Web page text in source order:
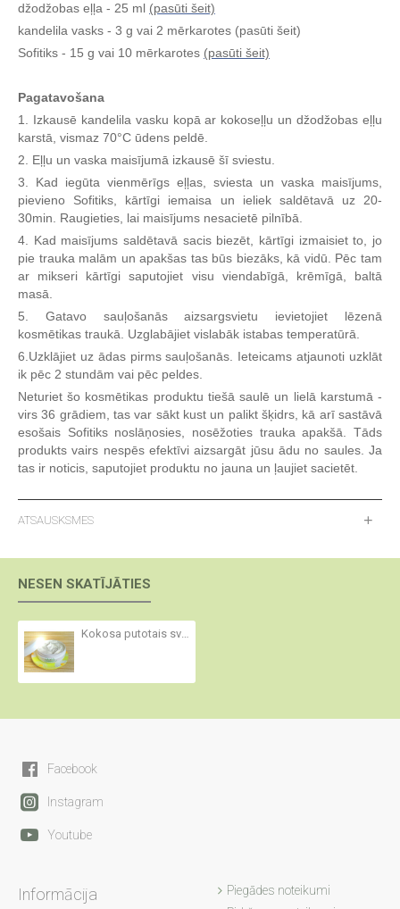
džodžobas eļļa - 25 ml (pasūti šeit)
kandelila vasks - 3 g vai 2 mērkarotes (pasūti šeit)
Sofitiks - 15 g vai 10 mērkarotes (pasūti šeit)
Pagatavošana
1. Izkausē kandelila vasku kopā ar kokoseļļu un džodžobas eļļu
karstā, vismaz 70°C ūdens peldē.
2. Eļļu un vaska maisījumā izkausē šī sviestu.
3. Kad iegūta vienmērīgs eļļas, sviesta un vaska maisījums,
pievieno Sofitiks, kārtīgi iemaisa un ieliek saldētavā uz 20-
30min. Raugieties, lai maisījums nesacietē pilnībā.
4. Kad maisījums saldētavā sacis biezēt, kārtīgi izmaisiet to, jo
pie trauka malām un apakšas tas būs biezāks, kā vidū. Pēc tam
ar mikseri kārtīgi saputojiet visu viendabīgā, krēmīgā, baltā
masā.
5. Gatavo sauļošanās aizsargsvietu ievietojiet lēzenā
kosmētikas traukā. Uzglabājiet vislabāk istabas temperatūrā.
6.Uzklājiet uz ādas pirms sauļošanās. Ieteicams atjaunoti uzklāt
ik pēc 2 stundām vai pēc peldes.
Neturiet šo kosmētikas produktu tiešā saulē un lielā karstumā -
virs 36 grādiem, tas var sākt kust un palikt šķidrs, kā arī sastāvā
esošais Sofitiks noslāņosies, nosēžoties trauka apakšā. Tāds
produkts vairs nespēs efektīvi aizsargāt jūsu ādu no saules. Ja
tas ir noticis, saputojiet produktu no jauna un ļaujiet sacietēt.
ATSAUSKSMES
NESEN SKATĪJĀTIES
Kokosa putotais sviests ar SPF 20
Facebook
Instagram
Youtube
Informācija
Piegādes noteikumi